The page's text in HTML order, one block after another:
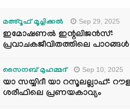
മഅ്റൂഫ് മൂച്ചിക്കല്‍ Sep 29, 2025
ഇമോഷണൽ ഇന്റലിജൻസ്:
പ്രവാചകജീവിതത്തിലെ പാഠങ്ങൾ
സൈനബ് മുഹമ്മദ് Sep 10, 2025
യാ സയ്യിദീ യാ റസൂലല്ലാഹ്:
ശരീഫിലെ പ്രണയകാവ്യം